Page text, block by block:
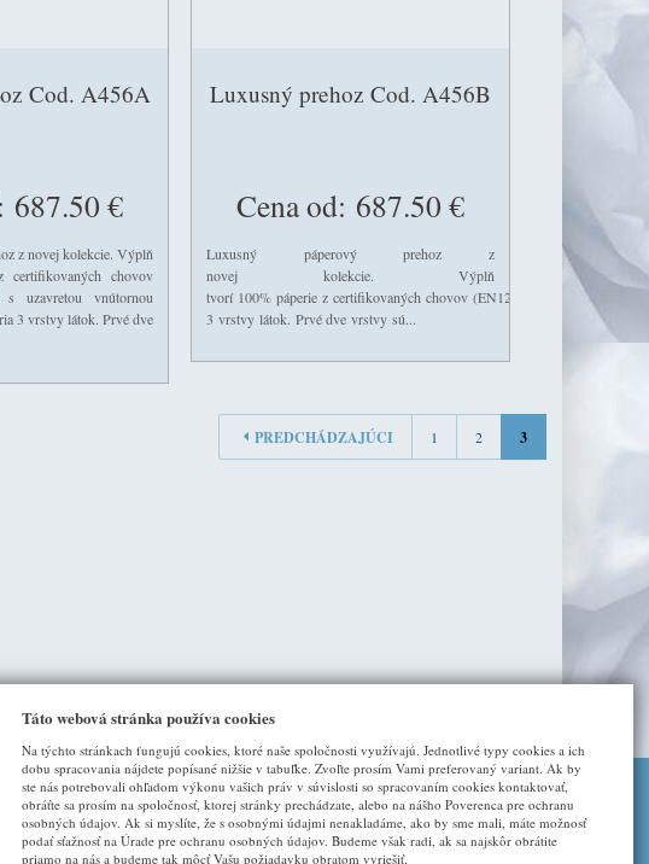
konštrukciou, ktorú tvoria
Cod. A456A
687.50 €
z novej kolekcie. Výplň
chovov
uzavretou vnútornou
3 vrstvy látok. Prvé dve
Luxusný prehoz Cod. A456B
Cena od: 687.50 €
Luxusný páperový prehoz z
novej kolekcie. Výplň
tvorí 100% páperie z certifikovaných chovov (EN12934). Je ušitý s
3 vrstvy látok. Prvé dve vrstvy sú...
PREDCHÁDZAJÚCI 1 2 3
DALŠÍ ODKAZY
Táto webová stránka používa cookies
Na týchto stránkach fungujú cookies, ktoré naše spoločnosti využívajú. Jednotlivé typy cookies a ich
dobu spracovania nájdete popísané nižšie v tabuľke. Zvoľte prosím Vami preferovaný variant. Ak by
ste nás potrebovali ohľadom výkonu vašich práv v súvislosti so spracovaním cookies kontaktovať,
obráťte sa prosím na spoločnosť, ktorej stránky prechádzate, alebo na nášho Poverenca pre ochranu
osobných údajov. Ak si myslíte, že s osobnými údajmi nenakladáme, ako by sme mali, máte možnosť
podať sťažnosť na Úrade pre ochranu osobných údajov. Budeme však radi, ak sa najskôr obrátite
priamo na nás a budeme tak môcť Vašu požiadavku obratom vyriešiť.